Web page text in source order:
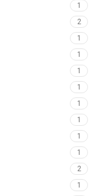
1
2
1
1
1
1
1
1
1
1
2
1